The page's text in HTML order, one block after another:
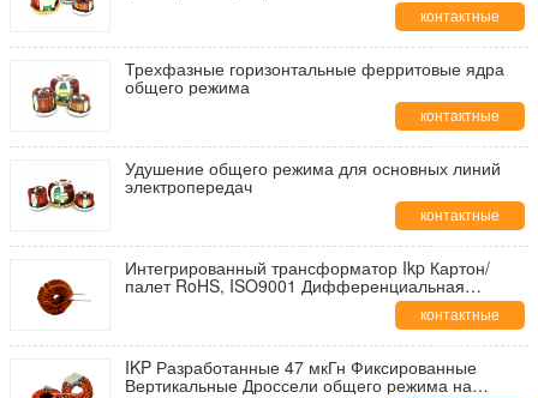
контактные
данные
Трехфазные горизонтальные ферритовые ядра
общего режима
контактные
данные
Удушение общего режима для основных линий
электропередач
контактные
данные
Интегрированный трансформатор Ikp Картон/
палет RoHS, ISO9001 Дифференциальная
контактные
данные
IKP Разработанные 47 мкГн Фиксированные
Вертикальные Дроссели общего режима на